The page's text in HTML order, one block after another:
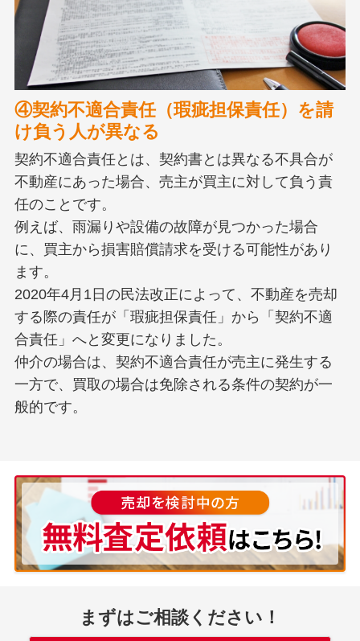
④契約不適合責任（瑕疵担保責任）を請
け負う人が異なる
契約不適合責任とは、契約書とは異なる不具合が
不動産にあった場合、売主が買主に対して負う責
任のことです。
例えば、雨漏りや設備の故障が見つかった場合
に、買主から損害賠償請求を受ける可能性があり
ます。
2020年4月1日の民法改正によって、不動産を売却
する際の責任が「瑕疵担保責任」から「契約不適
合責任」へと変更になりました。
仲介の場合は、契約不適合責任が売主に発生する
一方で、買取の場合は免除される条件の契約が一
般的です。
まずはご相談ください！